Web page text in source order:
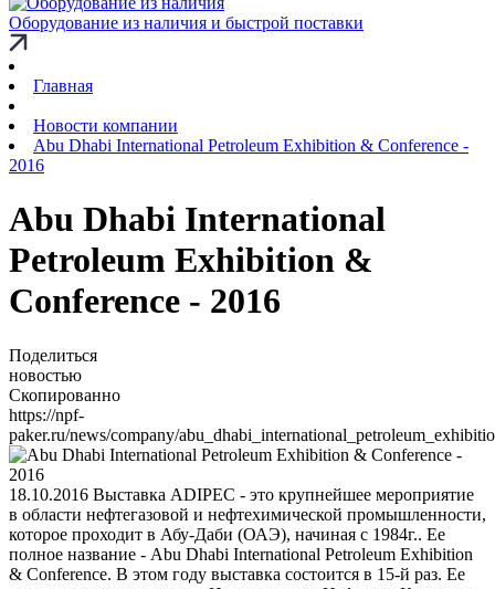
Оборудование из наличия и быстрой поставки
Главная
Новости компании
Abu Dhabi International Petroleum Exhibition & Conference -
2016
Abu Dhabi International
Petroleum Exhibition &
Conference - 2016
Поделиться
новостью
Скопированно
https://npf-
paker.ru/news/company/
18.10.2016 Выставка ADIPEC - это крупнейшее мероприятие
в области нефтегазовой и нефтехимической промышленности,
которое проходит в Абу-Даби (ОАЭ), начиная с 1984г.. Ее
полное название - Abu Dhabi International Petroleum Exhibition
& Conference. В этом году выставка состоится в 15-й раз. Ее